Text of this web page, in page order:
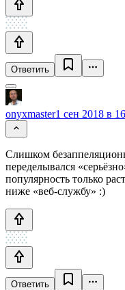
Ответить
onyxmaster1 сен 2018 в
Слишком
переделывался
популярность только
ниже «веб-службу» :)
Ответить